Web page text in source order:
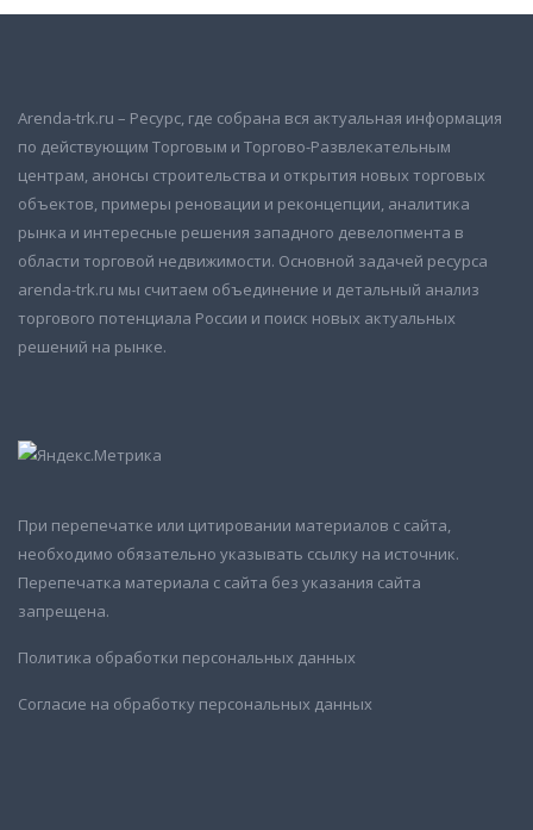
Arenda-trk.ru – Ресурс, где собрана вся актуальная информация
по действующим Торговым и Торгово-Развлекательным
центрам, анонсы строительства и открытия новых торговых
объектов, примеры реновации и реконцепции, аналитика
рынка и интересные решения западного девелопмента в
области торговой недвижимости. Основной задачей ресурса
arenda-trk.ru мы считаем объединение и детальный анализ
торгового потенциала России и поиск новых актуальных
решений на рынке.
При перепечатке или цитировании материалов с сайта,
необходимо обязательно указывать ссылку на источник.
Перепечатка материала с сайта без указания сайта
запрещена.
Политика обработки персональных данных
Согласие на обработку персональных данных